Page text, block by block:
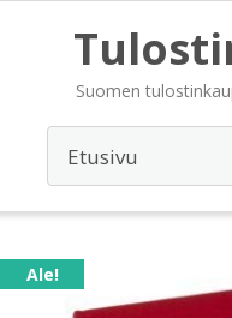
Suomen
Ale!